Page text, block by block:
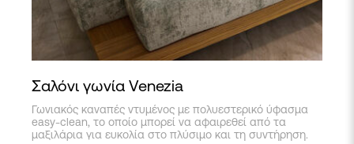
Σαλόνι γωνία Venezia
Γωνιακός καναπές ντυμένος με πολυεστερικό ύφασμα
easy-clean, το οποίο μπορεί να αφαιρεθεί από τα
μαξιλάρια για ευκολία στο πλύσιμο και τη συντήρηση.